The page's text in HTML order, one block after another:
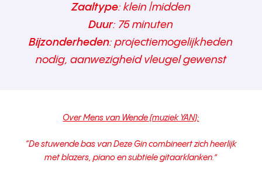
Zaaltype: klein |midden
Duur: 75 minuten
Bijzonderheden: projectiemogelijkheden
nodig, aanwezigheid vleugel gewenst
Over Mens van Wende (muziek YAN):
“De stuwende bas van Deze Gin combineert zich heerlijk
met blazers, piano en subtiele gitaarklanken.”